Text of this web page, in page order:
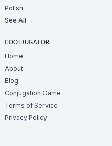
Polish
See All →
COOLJUGATOR
Home
About
Blog
Conjugation Game
Terms of Service
Privacy Policy